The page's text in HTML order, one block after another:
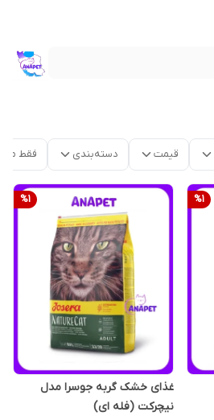
قیمت دسته‌بندی فقط
%1
%1
غذای خشک گربه جوسرا مدل
نیچرکت (فله ای)